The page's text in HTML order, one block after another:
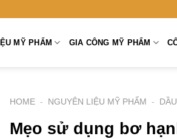
MỸ PHẨM GIA CÔNG MỸ PHẨM
HOME - NGUYÊN LIỆU MỸ PHẨM -
Mẹo sử dụng bơ